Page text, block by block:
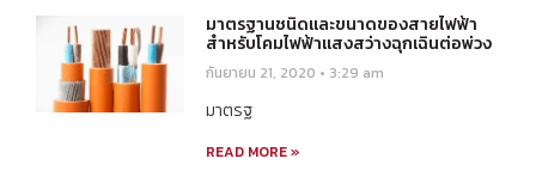
มาตรฐานชนิดและขนาดของสายไฟฟ้า
สำหรับโคมไฟฟ้าแสงสว่างฉุกเฉินต่อพ่วง
กันยายน 21, 2020 3:29 am
มาตรฐ
READ MORE »